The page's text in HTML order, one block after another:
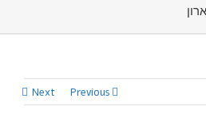
Previous
Next